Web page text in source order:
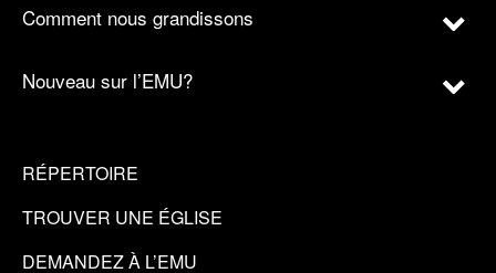
Comment nous grandissons
Nouveau sur l’EMU?
RÉPERTOIRE
TROUVER UNE ÉGLISE
DEMANDEZ À L’EMU